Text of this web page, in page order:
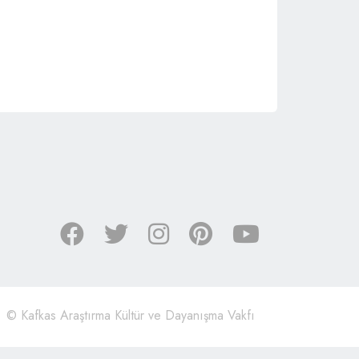
© Kafkas Araştırma Kültür ve Dayanışma Vakfı